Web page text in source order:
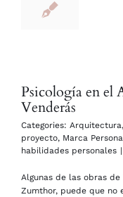
Psicología en el
Venderás
Categories: Arquitectura,
proyecto, Marca
habilidades personales |
Algunas de las obras de
Zumthor, puede que no